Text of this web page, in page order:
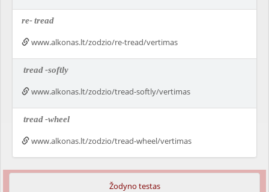
re-tread
www.alkonas.lt/zodzio/re-tread/vertimas
tread-softly
www.alkonas.lt/zodzio/tread-softly/vertimas
tread-wheel
www.alkonas.lt/zodzio/tread-wheel/vertimas
Žodyno testas